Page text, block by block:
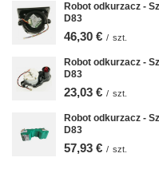
Robot odkurzacz -
D83
46,30 € / szt.
Robot odkurzacz -
D83
23,03 € / szt.
Robot odkurzacz -
D83
57,93 € / szt.